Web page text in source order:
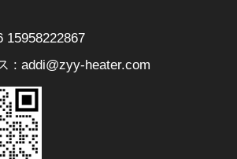
15958222867
: addi@zyy-heater.com